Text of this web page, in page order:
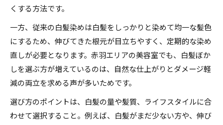
くする方法です。
一方、従来の白髪染めは白髪をしっかりと染めて均一な髪色
にするため、伸びてきた根元が目立ちやすく、定期的な染め
直しが必要となります。赤羽エリアの美容室でも、白髪ぼか
しを選ぶ方が増えているのは、自然な仕上がりとダメージ軽
減の両立を求める声が多いためです。
選び方のポイントは、白髪の量や髪質、ライフスタイルに合
わせて選択すること。例えば、白髪がまだ少ない方や、伸び